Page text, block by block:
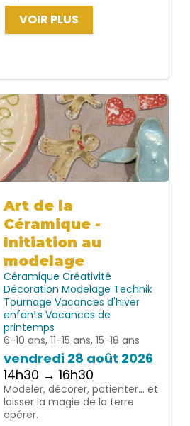
VOIR PLUS
Art de la
Céramique -
Initiation au
modelage
Céramique Créativité
Décoration Modelage Technik
Tournage Vacances d'hiver
enfants Vacances de
printemps
6-10 ans, 11-15 ans, 15-18 ans
vendredi 28 août 2026
14h30 → 16h30
Modeler, décorer, patienter… et
laisser la magie de la terre
opérer.